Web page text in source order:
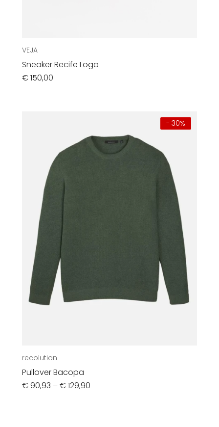
VEJA
Sneaker Recife Logo
€150,00
- 30%
recolution
Pullover Bacopa
€90,93 –€129,90